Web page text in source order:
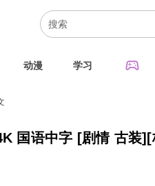
动漫 学习 sports_esports
家业 (2026) 4K 国